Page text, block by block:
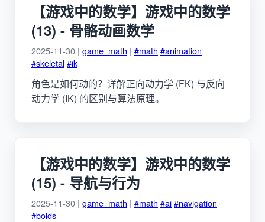
【游戏中的数学】游戏中的数学
(13) - 骨骼动画数学
2025-11-30 | game_math | #math #animation
#skeletal#ik
角色是如何动的？详解正向动力学 (FK) 与反向
动力学 (IK) 的区别与算法原理。
【游戏中的数学】游戏中的数学
(15) - 导航与行为
2025-11-30 | game_math | #math #ai#navigation
#boids